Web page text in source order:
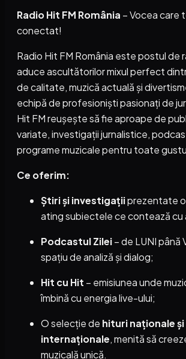
Radio Hit FM România – Vocea care
conectat!
Radio Hit FM România este postul de
aduce ascultătorilor mixul perfect
de calitate, muzică actuală și
echipă de profesioniști pasionați de
Hit FM reușește să fie aproape de
variate, investigații jurnalistice,
programe muzicale pentru toate
Ce oferim:
Știri și investigațiiprezentate
ating subiectele ce contează cu
Podcastul Zilei– de LUNI până
spațiu de analiză și dialog;
Hit cu Hit – emisiunea unde
îmbină cu energia live-ului;
O selecție de hituri naționale și
internaționale, menită să
muzicală unică.